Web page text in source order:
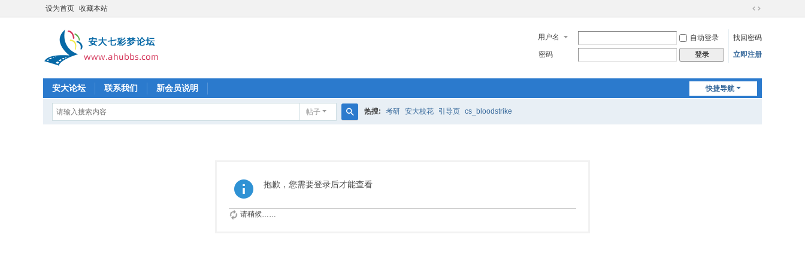
设为首页 收藏本站
切
到
宽
用户名 自动登录
找回密码
密码
登录 立即注册
快捷导航
安大论坛 联系我们 新会员说明
帖子 热搜: 考研 安大校花 引导页 cs_bloodstrike
抱歉，您需要登录后才能查看
请稍候……